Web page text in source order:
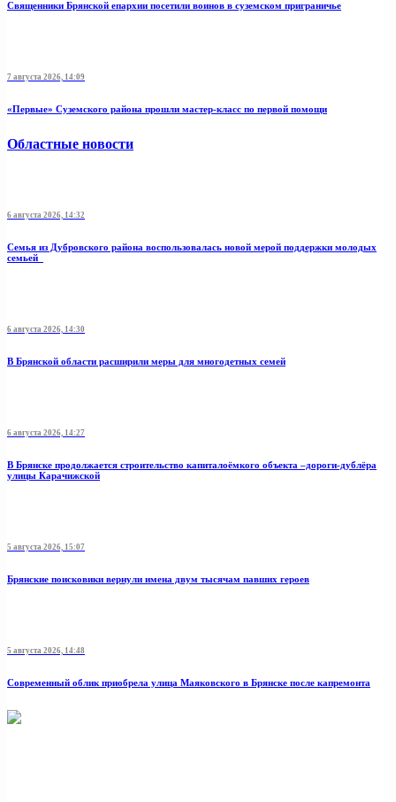
Священники Брянской епархии посетили воинов в суземском приграничье
7 августа 2026, 14:09
«Первые» Суземского района прошли мастер-класс по первой помощи
Областные новости
6 августа 2026, 14:32
Семья из Дубровского района воспользовалась новой мерой поддержки молодых
семьей
6 августа 2026, 14:30
В Брянской области расширили меры для многодетных семей
6 августа 2026, 14:27
В Брянске продолжается строительство капиталоёмкого объекта –дороги-дублёра
улицы Карачижской
5 августа 2026, 15:07
Брянские поисковики вернули имена двум тысячам павших героев
5 августа 2026, 14:48
Современный облик приобрела улица Маяковского в Брянске после капремонта